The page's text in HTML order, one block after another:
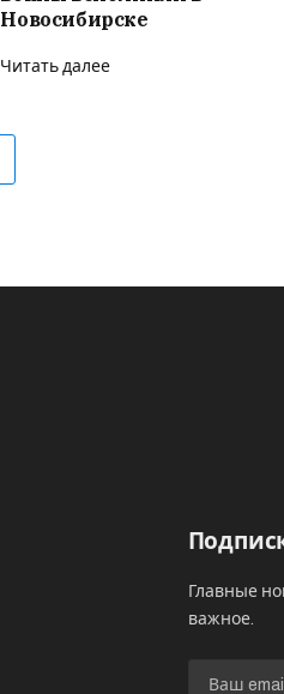
Новосибирске
Читать далее
Главные
важное.